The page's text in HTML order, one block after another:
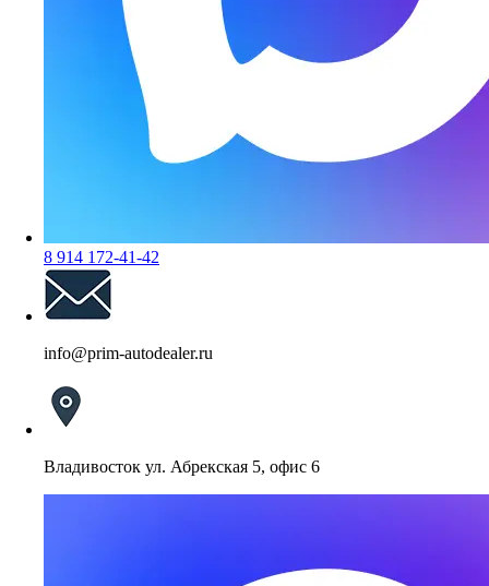
8 914 172-41-42
info@prim-autodealer.ru
Владивосток ул. Абрекская 5, офис 6